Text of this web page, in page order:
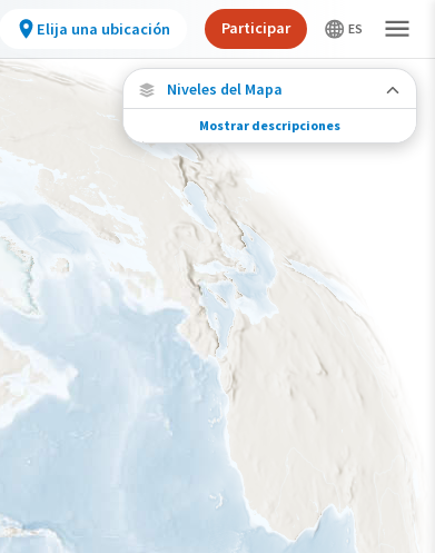
Niveles del Mapa
Migración de especies
Vea dónde viaja esta especie durante todo el
Abundancia de esta especie
Muy bajo Bajo Moderada Alto
Gama de especies por estación
Gama de verano
Rango de invierno
Rango a lo largo del año
Mostrar descripciones
Elija una ubicación Participar